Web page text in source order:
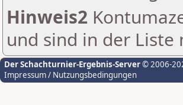
Hinweis2
und sind in der
Der Schachturnier-Ergebnis-Server© 2006-
Impressum / Nutzungsbedingungen